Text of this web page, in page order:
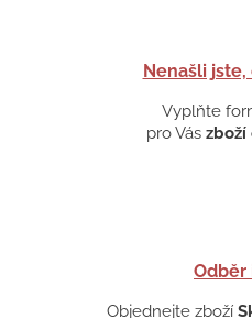
Nenašli
Vyplňte
pro Vás zboží
Odběr
Objednejte zboží